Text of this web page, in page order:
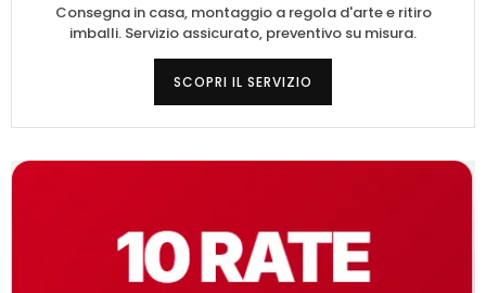
Consegna in casa, montaggio a regola d'arte e ritiro
imballi. Servizio assicurato, preventivo su misura.
SCOPRI IL SERVIZIO